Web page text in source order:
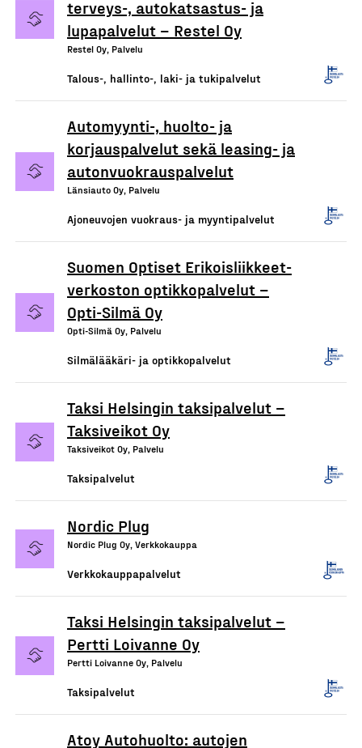
terveys-, autokatsastus- ja
lupapalvelut – Restel Oy
Restel Oy, Palvelu
Talous-, hallinto-, laki- ja tukipalvelut
Automyynti-, huolto- ja
korjauspalvelut sekä leasing- ja
autonvuokrauspalvelut
Länsiauto Oy, Palvelu
Ajoneuvojen vuokraus- ja myyntipalvelut
Suomen Optiset Erikoisliikkeet-
verkoston optikkopalvelut –
Opti-Silmä Oy
Opti-Silmä Oy, Palvelu
Silmälääkäri- ja optikkopalvelut
Taksi Helsingin taksipalvelut –
Taksiveikot Oy
Taksiveikot Oy, Palvelu
Taksipalvelut
Nordic Plug
Nordic Plug Oy, Verkkokauppa
Verkkokauppapalvelut
Taksi Helsingin taksipalvelut –
Pertti Loivanne Oy
Pertti Loivanne Oy, Palvelu
Taksipalvelut
Atoy Autohuolto: autojen